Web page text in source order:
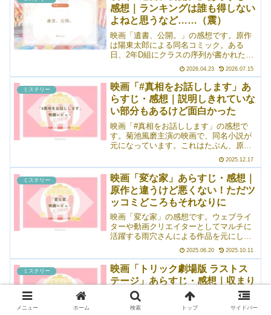
感想｜ランキングは誰も得しない
よねと思うなど……（震）
映画「遺書、公開。」の感想です。原作
は陽東太郎による同名コミック。ある
日、2年D組にクラスの序列が書かれたメ
ールが送られてきた。その半年後、序列1
位の女子生徒が自殺。件の女子生徒の遺
書が全員の机に置いてあり――という内
容。遺書を公開していくというアイデア
自体は新しいですね。個人的な感想とし
ては、物足りなさは感じつつも好きなタ
イプの映画だったかなと。俳優さんたち
の大振りな演技も、徐々に慣れていきま
した。
2026.04.23 2026.07.15
ミステリー
映画「#真相をお話しします」あ
らすじ・感想｜説明しきれていな
い部分もあるけど面白かった
映画「#真相をお話しします」の感想で
す。菊池風磨主演の映画で、同名小説が
元になっています。これはたぶん、原作
ながら観ました。4人のスピーカーたち
が、それぞれ別の事件の「真相」をオム
ニバス形式に語っていくお話。大森元貴
なんて俳優をしているイメージがなかっ
たのでどうなんだと思っていましたが、
これが思いのほかよくてびっくりした。
菊池風磨もちゃんと演技がうまくて見ご
たえがありました。
2025.12.17
ミステリー
映画「変な家」あらすじ・感想｜
原作と違うけど悪くない！ただツ
ッコミどころもそれなりに
映画「変な家」の感想です。ウェブライ
ターや動画クリエイターとしてマルチに
活躍する雨穴さんによる作品を元にした
映画。ジャケットには「ミステリー」と
書かれていますが、ほぼほぼミステリー
味のあるホラーでした。ジャンプスケア
も散りばめられているので、ホラーが苦
手な人にはあまりおすすめできません。
動画クリエイターの雨宮が「変な間取り
の家」をきっかけに、とある家に関わる
2025.06.20 2025.10.11
ミステリー
映画「トリック劇場版 ラストス
テージ」あらすじ・感想｜収まり
が良い！最後まで山田と上田のフ
映画「トリック劇場版 ラストステージ」
メニュー ホーム 検索 トップ サイドバー